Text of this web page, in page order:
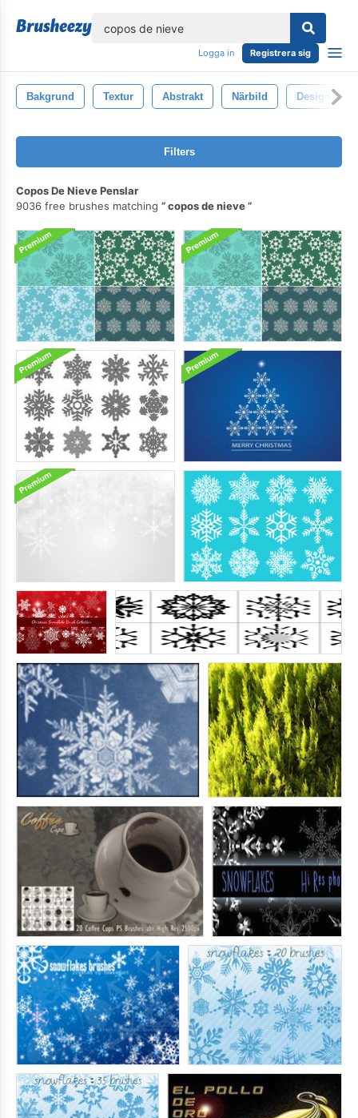
Logga in Registrera sig
Bakgrund Textur Abstrakt Närbild Design
Filters
Copos De Nieve Penslar
9036 free brushes matching
copos de nieve